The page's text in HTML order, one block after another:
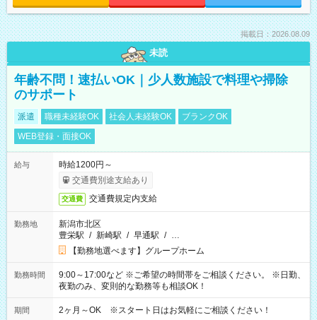
掲載日：2026.08.09
未読
年齢不問！速払いOK｜少人数施設で料理や掃除
のサポート
派遣 職種未経験OK 社会人未経験OK
ブランクOK
WEB登録・面接OK
給与
時給1200円～
交通費別途支給あり
交通費 交通費規定内支給
勤務地
新潟市北区
豊栄駅 / 新崎駅 / 早通駅 / …
【勤務地選べます】グループホーム
勤務時間
9:00～17:00など ※ご希望の時間帯をご相談ください。 ※日勤、
夜勤のみ、変則的な勤務等も相談OK！
期間 2ヶ月～OK ※スタート日はお気軽にご相談ください！